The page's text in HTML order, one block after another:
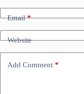
Email*
Website
Add Comment *